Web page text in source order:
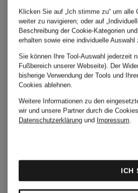
Graue
POLO
RALPH
LAUREN
Klicken Sie auf „Ich stimme zu“ um
weiter zu navigieren; oder auf
Beschreibung der Cookie-Kategorien
erhalten sowie eine individuelle Auswahl
Sie können Ihre Tool-Auswahl jederzeit
Fußbereich unserer Webseite). Der
bisherige Verwendung der Tools und
Cookies ablehnen.
Weitere Informationen zu den
wir und unsere Partner durch die
Datenschutzerklärungund Impressum.
ICH